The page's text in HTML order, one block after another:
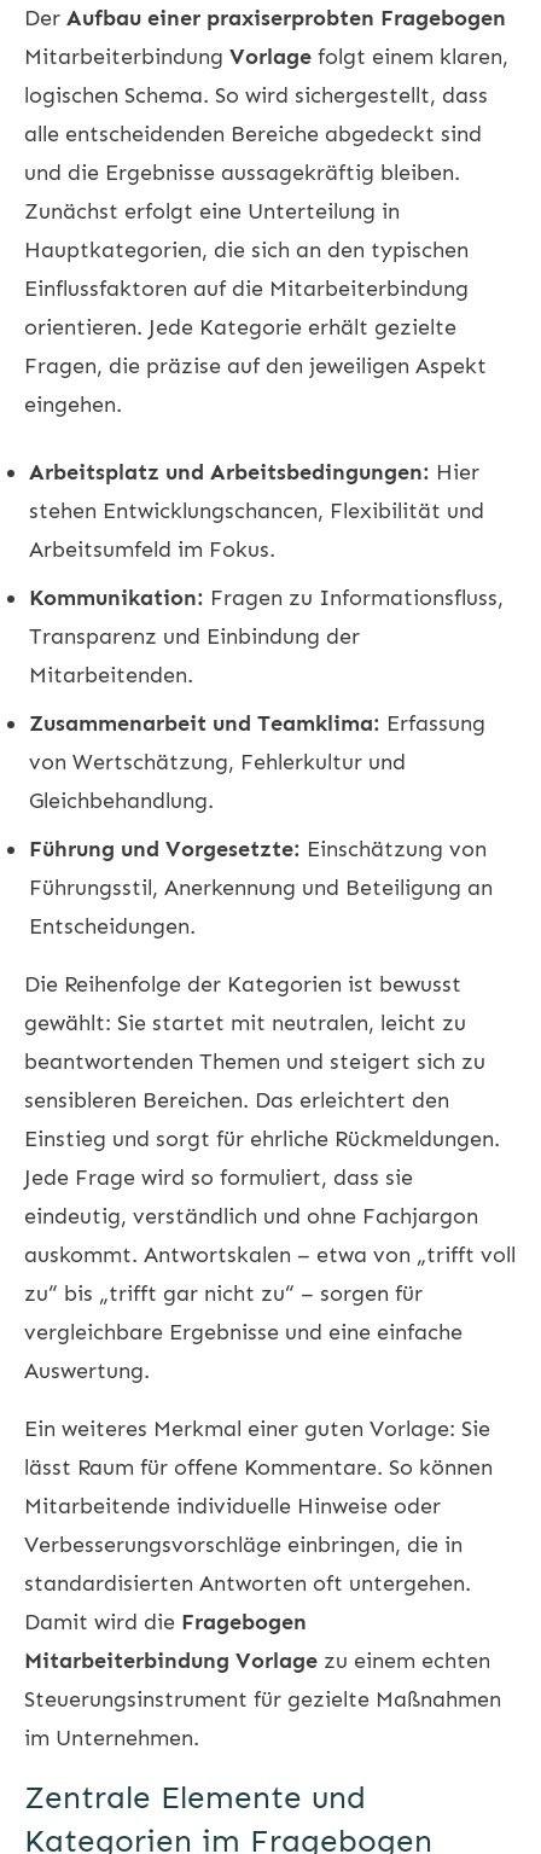
Der Aufbau einer praxiserprobten Fragebogen
Mitarbeiterbindung Vorlage folgt einem klaren,
logischen Schema. So wird sichergestellt, dass
alle entscheidenden Bereiche abgedeckt sind
und die Ergebnisse aussagekräftig bleiben.
Zunächst erfolgt eine Unterteilung in
Hauptkategorien, die sich an den typischen
Einflussfaktoren auf die Mitarbeiterbindung
orientieren. Jede Kategorie erhält gezielte
Fragen, die präzise auf den jeweiligen Aspekt
eingehen.
Arbeitsplatz und Arbeitsbedingungen: Hier
stehen Entwicklungschancen, Flexibilität und
Arbeitsumfeld im Fokus.
Kommunikation: Fragen zu Informationsfluss,
Transparenz und Einbindung der
Mitarbeitenden.
Zusammenarbeit und Teamklima: Erfassung
von Wertschätzung, Fehlerkultur und
Gleichbehandlung.
Führung und Vorgesetzte: Einschätzung von
Führungsstil, Anerkennung und Beteiligung an
Entscheidungen.
Die Reihenfolge der Kategorien ist bewusst
gewählt: Sie startet mit neutralen, leicht zu
beantwortenden Themen und steigert sich zu
sensibleren Bereichen. Das erleichtert den
Einstieg und sorgt für ehrliche Rückmeldungen.
Jede Frage wird so formuliert, dass sie
eindeutig, verständlich und ohne Fachjargon
auskommt. Antwortskalen – etwa von „trifft voll
zu“ bis „trifft gar nicht zu“ – sorgen für
vergleichbare Ergebnisse und eine einfache
Auswertung.
Ein weiteres Merkmal einer guten Vorlage: Sie
lässt Raum für offene Kommentare. So können
Mitarbeitende individuelle Hinweise oder
Verbesserungsvorschläge einbringen, die in
standardisierten Antworten oft untergehen.
Damit wird die Fragebogen
Mitarbeiterbindung Vorlage zu einem echten
Steuerungsinstrument für gezielte Maßnahmen
im Unternehmen.
Zentrale Elemente und
Kategorien im Fragebogen